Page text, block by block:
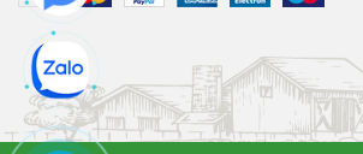
➤ Website: https://
➤ Hotline/Zalo :
0373.318.345 -
- Mua sỉ liên hệ SĐT/ZALO để được
- Tư vấn quafacebook:tại đây